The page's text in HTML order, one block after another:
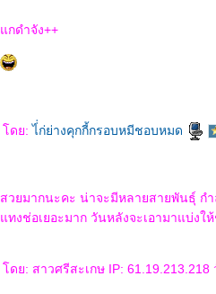
กดำจัง++
ดย:ไ่่ก่ย่างคุกกี้กรอบหมีชอบหมด
สวยมากนะคะ น่าจะมีหลายสายพันธุ์ ก
ทงช่อเยอะมาก วันหลังจะเอามาแบ่งใ
ดย: สาวศรีสะเกษ IP: 61.19.213.218